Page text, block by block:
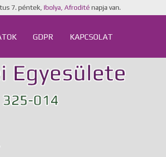
7. péntek, Ibolya, Afrodité napja van.
GDPR KAPCSOLAT